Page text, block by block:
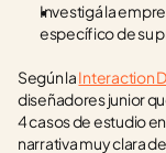
Investigá la
específico de su
Según la Interaction
diseñadores junior
4 casos de estudio
narrativa muy clara